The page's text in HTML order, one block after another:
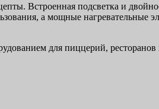
Встроенная подсветка и
а мощные нагревательные
для пиццерий, ресторанов